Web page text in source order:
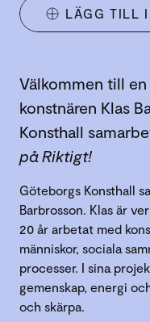
LÄGG TILL I
Välkommen till
konstnären Klas
Konsthall
på Riktigt!
Göteborgs Konsthall
Barbrosson. Klas är
20 år arbetat med
människor, sociala
processer. I sina
gemenskap, energi
och skärpa.